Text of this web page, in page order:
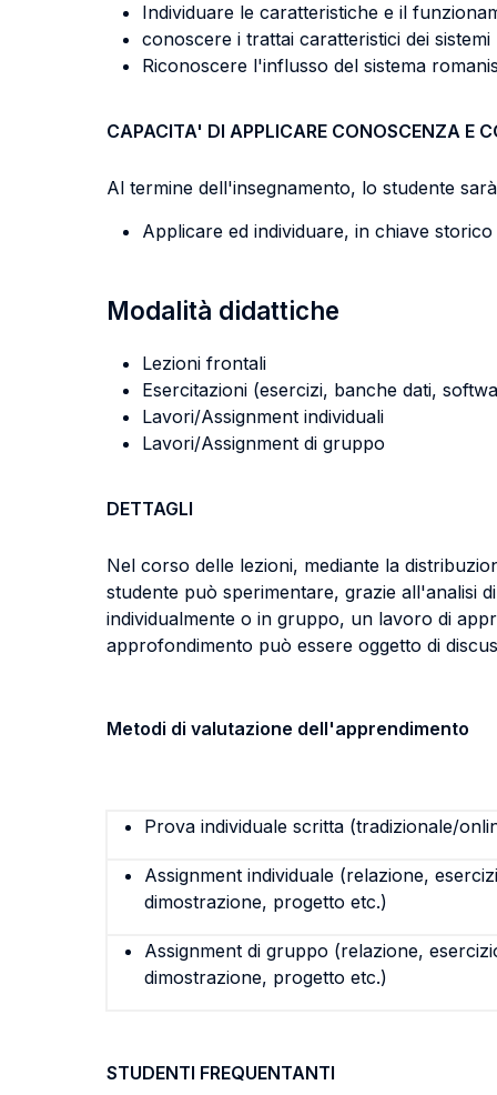
Individuare le caratteristiche e il
conoscere i trattai caratteristici dei
Riconoscere l'influsso del sistema
CAPACITA' DI APPLICARE CONOSCENZA E
Al termine dell'insegnamento, lo studente
Applicare ed individuare, in chiave
Modalità didattiche
Lezioni frontali
Esercitazioni (esercizi, banche dati,
Lavori/Assignment individuali
Lavori/Assignment di gruppo
DETTAGLI
Nel corso delle lezioni, mediante la
studente può sperimentare, grazie all'analisi
individualmente o in gruppo, un lavoro di
approfondimento può essere oggetto di
Metodi di valutazione dell'apprendimento
Prova individuale scritta (tradizionale/
Assignment individuale (relazione,
dimostrazione, progetto etc.)
Assignment di gruppo (relazione,
dimostrazione, progetto etc.)
STUDENTI FREQUENTANTI